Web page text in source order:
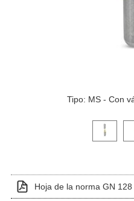
Tipo: MS - Con
Haga clic en
Hoja de la norma GN 128